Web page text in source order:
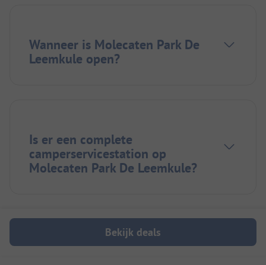
Wanneer is Molecaten Park De
Leemkule open?
Is er een complete
camperservicestation op
Molecaten Park De Leemkule?
Bekijk deals